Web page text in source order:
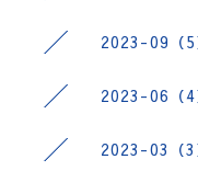
2023-09（5
2023-06（4
2023-03（3